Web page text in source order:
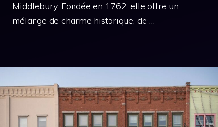
Middlebury. Fondée en 1762, elle offre un
mélange de charme historique, de …